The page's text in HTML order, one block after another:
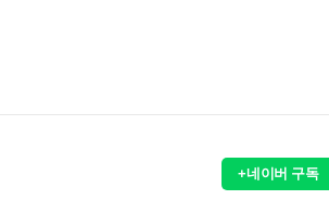
+네이버 구독